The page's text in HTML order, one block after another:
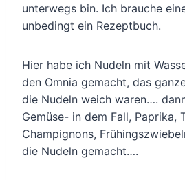
unterwegs bin. Ich brauche
unbedingt ein Rezeptbuch.
Hier habe ich Nudeln mit
den Omnia gemacht, das
die Nudeln weich waren….
Gemüse- in dem Fall, Paprika,
Champignons,
die Nudeln gemacht….